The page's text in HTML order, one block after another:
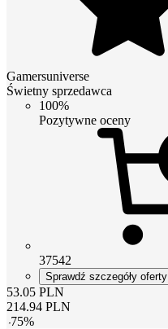
Gamersuniverse
Świetny sprzedawca
100%
Pozytywne oceny
37542
Sprawdź szczegóły oferty
53.05 PLN
214.94 PLN
-75%